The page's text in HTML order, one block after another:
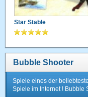
Star Stable
Bubble Shooter
Spiele eines der
Spiele im Internet ! Bubble